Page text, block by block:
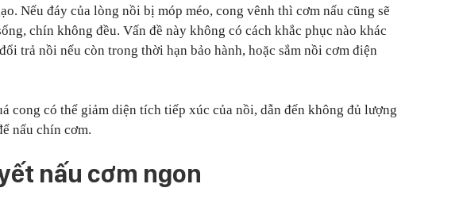
Nếu đáy của lòng nồi bị móp méo, cong vênh thì cơm nấu cũng sẽ
chín không đều. Vấn đề này không có cách khắc phục nào khác
trả nồi nếu còn trong thời hạn bảo hành, hoặc sắm nồi cơm điện
cong có thể giảm diện tích tiếp xúc của nồi, dẫn đến không đủ lượng
nấu chín cơm.
nấu cơm ngon